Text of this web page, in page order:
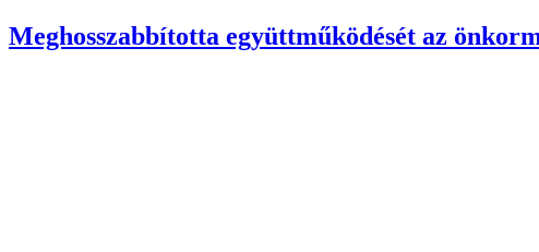
Meghosszabbította együttműködését az